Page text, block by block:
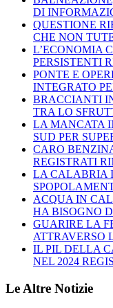
DI
QUESTIONE
CHE NON
L’ECONOMIA
PERSISTENTI
PONTE E
INTEGRATO
BRACCIANTI
TRA LO
LA MANCATA
SUD PER
CARO
REGISTRATI
LA CALABRIA
ACQUA IN
HA BISOGNO
GUARIRE LA
ATTRAVERSO
IL PIL DELLA
NEL 2024
Le Altre Notizie